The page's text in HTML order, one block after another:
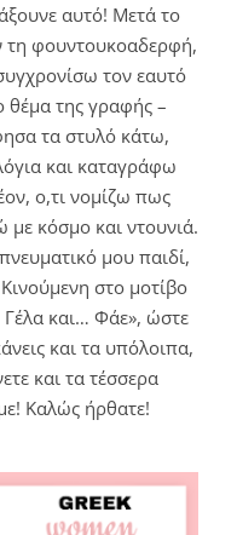
αυτό! Μετά το
τη φουντουκοαδερφή,
τον εαυτό
θέμα της γραφής –
τα στυλό κάτω,
και καταγράφω
ο,τι νομίζω πως
κόσμο και ντουνιά.
μου παιδί,
στο μοτίβο
και… Φάε», ώστε
και τα υπόλοιπα,
και τα τέσσερα
Καλώς ήρθατε!